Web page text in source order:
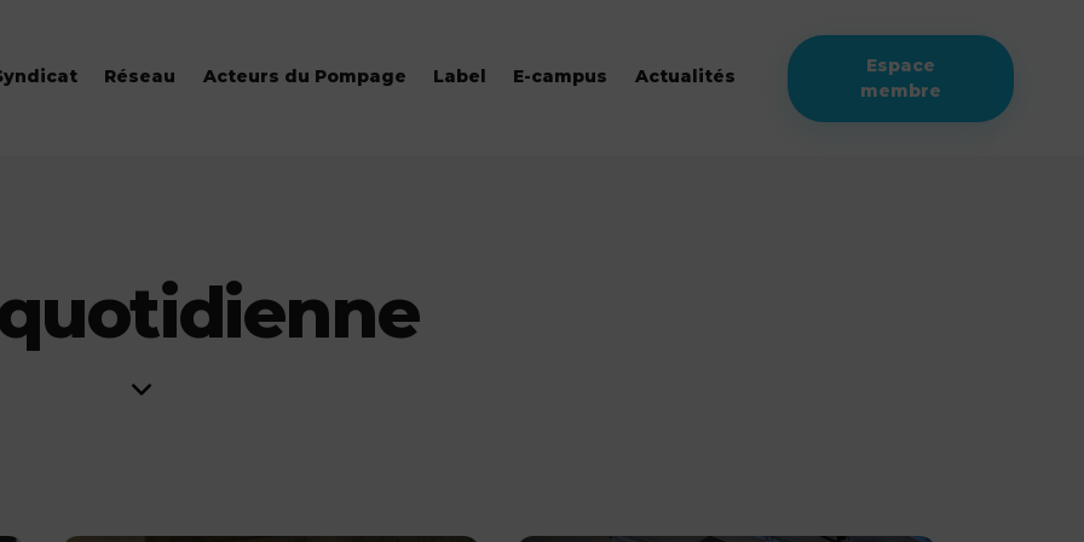
Réseau Acteurs du Pompage Label E-campus Actualités
Espace
membre